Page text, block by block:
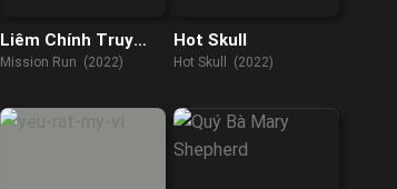
Liêm Chính Truy
Kích
Mission Run (2022)
Hot Skull
Hot Skull (2022)